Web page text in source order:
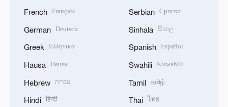
French Français
German Deutsch
Greek Ελληνικά
Hausa Hausa
Hebrew עברית
Hindi हिन्दी
Serbian Српски
Sinhala සිංහල
Spanish Español
Swahili Kiswahili
Tamil தமிழ்
Thai ไทย